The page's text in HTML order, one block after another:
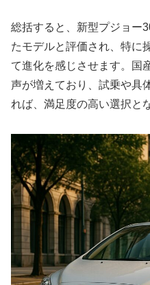
総括すると、新型プジョー
たモデルと評価され、特に
て進化を感じさせます。国
声が増えており、試乗や具
れば、満足度の高い選択と